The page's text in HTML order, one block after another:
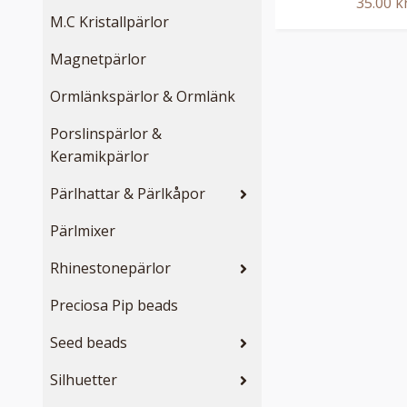
M.C Kristallpärlor
Magnetpärlor
Ormlänkspärlor & Ormlänk
Porslinspärlor &
Keramikpärlor
Pärlhattar & Pärlkåpor
Pärlmixer
Rhinestonepärlor
Preciosa Pip beads
Seed beads
Silhuetter